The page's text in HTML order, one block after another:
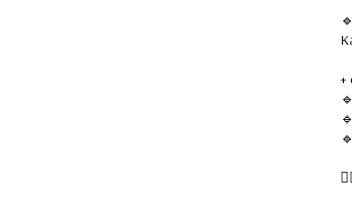
🔹
+
🔹
🔹
🔹